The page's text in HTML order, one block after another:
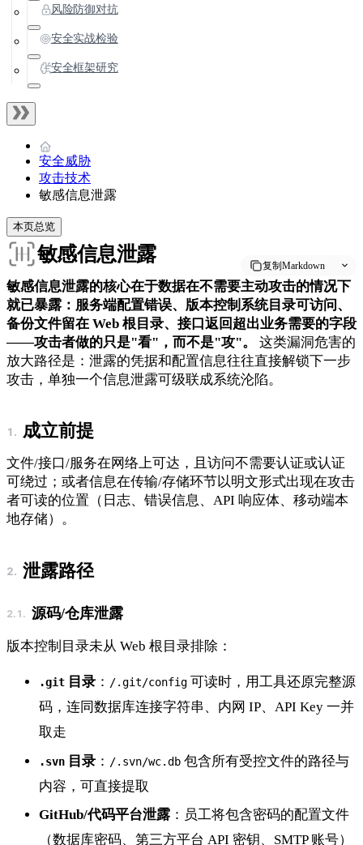
风险防御对抗
安全实战检验
安全框架研究
安全威胁
攻击技术
敏感信息泄露
本页总览
敏感信息泄露
复制Markdown
敏感信息泄露的核心在于数据在不需要主动攻击的情况下
就已暴露：服务端配置错误、版本控制系统目录可访问、
备份文件留在 Web 根目录、接口返回超出业务需要的字段
——攻击者做的只是"看"，而不是"攻"。
这类漏洞危害的
放大路径是：泄露的凭据和配置信息往往直接解锁下一步
攻击，单独一个信息泄露可级联成系统沦陷。
成立前提
文件/接口/服务在网络上可达，且访问不需要认证或认证
可绕过；或者信息在传输/存储环节以明文形式出现在攻击
者可读的位置（日志、错误信息、API 响应体、移动端本
地存储）。
泄露路径
源码/仓库泄露
版本控制目录未从 Web 根目录排除：
.git 目录 ： /.git/config 可读时，用工具还原完整源
码，连同数据库连接字符串、内网 IP、API Key 一并
取走
.svn 目录 ： /.svn/wc.db 包含所有受控文件的路径与
内容，可直接提取
GitHub/代码平台泄露 ：员工将包含密码的配置文件
（数据库密码、第三方平台 API 密钥、SMTP 账号）